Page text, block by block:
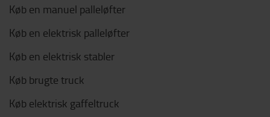
Køb en manuel palleløfter
Køb en elektrisk palleløfter
Køb en elektrisk stabler
Køb brugte truck
Køb elektrisk gaffeltruck